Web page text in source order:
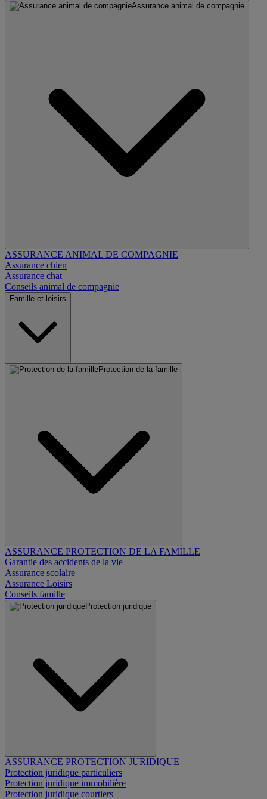
Assurance animal de compagnie
ASSURANCE ANIMAL DE COMPAGNIE
Assurance chien
Assurance chat
Conseils animal de compagnie
Famille et loisirs
Protection de la famille
ASSURANCE PROTECTION DE LA FAMILLE
Garantie des accidents de la vie
Assurance scolaire
Assurance Loisirs
Conseils famille
Protection juridique
ASSURANCE PROTECTION JURIDIQUE
Protection juridique particuliers
Protection juridique immobilière
Protection juridique courtiers